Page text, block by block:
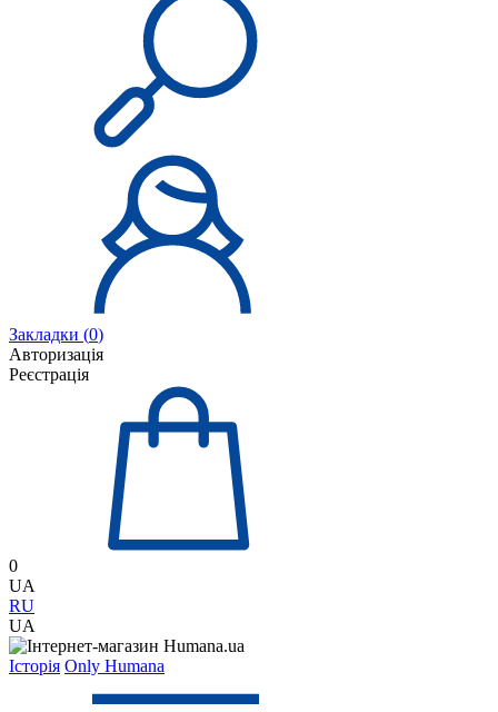
Закладки (0)
Авторизація
Реєстрація
0
UA
RU
UA
Історія Only Humana